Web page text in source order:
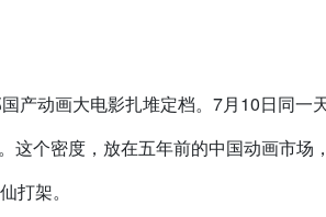
产动画大电影扎堆定档。7月10日同
这个密度，放在五年前的中国动画市场
打架。